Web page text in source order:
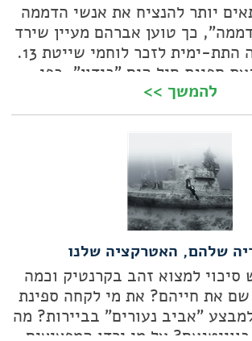
יותר להנציח את אנשי הדממה
כך טוען אברהם מעיין שירד
וצלל באנדרטה התת-ימית לזכר לוחמי שייטת 13.
ספינת חיל הים "כידון", כפי
זוויות ראייה שונות הוא סיפורה
המציאות הישראלית
להמשך >>
שלהם, האטרקציה שלנו
סיכוי למצוא זהב בקרנטיק וכמה
שם את חייהם? את מי לקחה ספינת
"אביב נעורים" בביירות? מה
על מי ירדו המפציצים